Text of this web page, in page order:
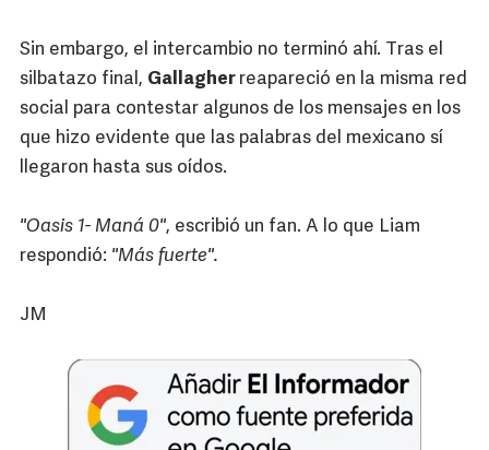
Sin embargo, el intercambio no terminó ahí. Tras el
silbatazo final, Gallagher reapareció en la misma red
social para contestar algunos de los mensajes en los
que hizo evidente que las palabras del mexicano sí
llegaron hasta sus oídos.
"Oasis 1- Maná 0", escribió un fan. A lo que Liam
respondió: "Más fuerte".
JM